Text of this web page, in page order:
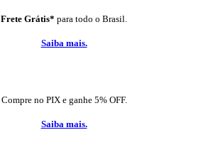
Frete Grátis* para todo o Brasil.
Saiba mais.
Compre no PIX e ganhe 5% OFF.
Saiba mais.